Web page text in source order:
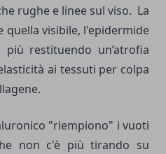
rughe e linee sul viso. La
quella visibile, l'epidermide
restituendo un’atrofia
ai tessuti per colpa
.
"riempiono" i vuoti
non c'è più tirando su